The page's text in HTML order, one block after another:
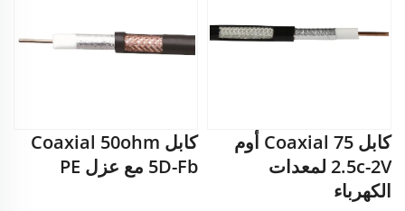
كابل Coaxial 75 أوم
2.5c-2V لمعدات
الكهرباء
كابل Coaxial 50ohm
5D-Fb مع عزل PE